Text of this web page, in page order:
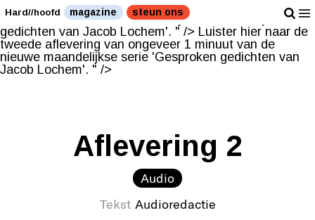
Luister hier naar de tweede aflevering van ongeveer 1
minuut van de nieuwe maandelijkse serie 'Gesproken
gedichten van Jacob Lochem'. " /> Luister hier naar de
tweede aflevering van ongeveer 1 minuut van de
nieuwe maandelijkse serie 'Gesproken gedichten van
Jacob Lochem'. " />
Hard//hoofd magazine steun ons
Aflevering 2
Audio
Tekst Audioredactie